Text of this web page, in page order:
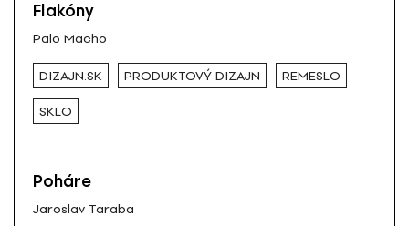
Flakóny
Palo Macho
DIZAJN.SK PRODUKTOVÝ DIZAJN REMESLO
SKLO
Poháre
Jaroslav Taraba